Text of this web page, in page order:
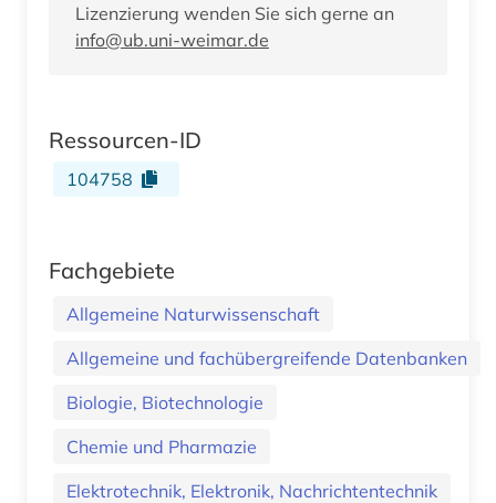
Lizenzierung wenden Sie sich gerne an
info@ub.uni-weimar.de
Ressourcen-ID
104758
Fachgebiete
Allgemeine Naturwissenschaft
Allgemeine und fachübergreifende Datenbanken
Biologie, Biotechnologie
Chemie und Pharmazie
Elektrotechnik, Elektronik, Nachrichtentechnik